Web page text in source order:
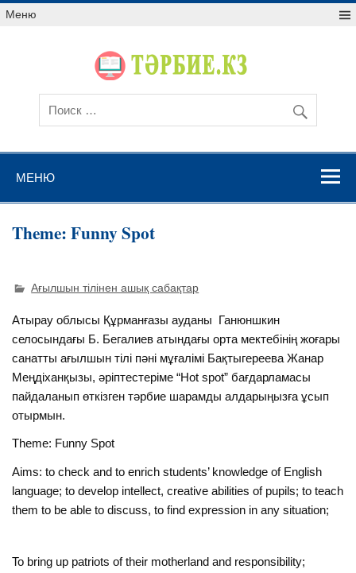
Меню
МЕНЮ
Theme: Funny Spot
Ағылшын тілінен ашық сабақтар
Атырау облысы Құрманғазы ауданы Ганюншкин
селосындағы Б. Бегалиев атындағы орта мектебінің жоғары
санатты ағылшын тілі пәні мұғалімі Бақтыгереева Жанар
Меңдіханқызы, әріптестеріме “Hot spot” бағдарламасы
пайдаланып өткізген тәрбие шарамды алдарыңызға ұсып
отырмын.
Theme: Funny Spot
Aims: to check and to enrich students’ knowledge of English
language; to develop intellect, creative abilities of pupils; to teach
them to be able to discuss, to find expression in any situation;
To bring up patriots of their motherland and responsibility;